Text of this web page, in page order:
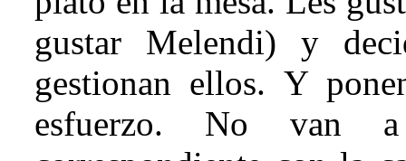
gustar Melendi) y
gestionan ellos. Y
esfuerzo. No van